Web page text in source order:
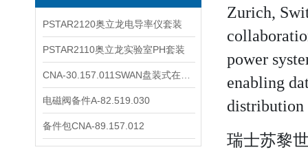
PSTAR2120奥立龙电导率仪套装
PSTAR2110奥立龙实验室PH套装
电磁阀备件A-82.519.030
备件包CNA-89.157.012
Zurich,
power
enabling
distribution
瑞士苏黎